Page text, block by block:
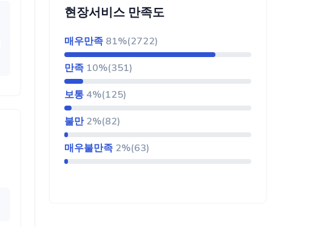
현장서비스 만족도
매우만족 81%(2722)
만족 10%(351)
보통 4%(125)
불만 2%(82)
매우불만족 2%(63)